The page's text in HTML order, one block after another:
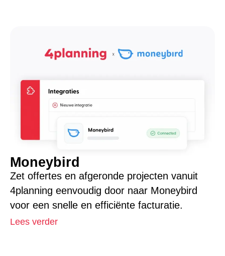
Moneybird
Zet offertes en afgeronde projecten vanuit
4planning eenvoudig door naar Moneybird
voor een snelle en efficiënte facturatie.
Lees verder